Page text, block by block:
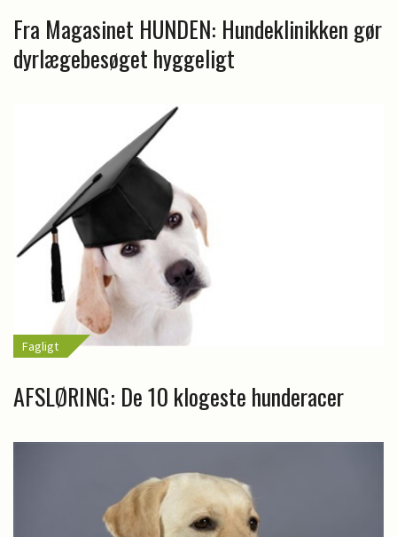
Fra Magasinet HUNDEN: Hundeklinikken gør
dyrlægebesøget hyggeligt
Fagligt
AFSLØRING: De 10 klogeste hunderacer